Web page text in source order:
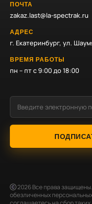
ПОЧТА
zakaz.last@la-spectrak.ru
АДРЕС
г. Екатеринбург, ул.
ВРЕМЯ РАБОТЫ
пн – пт с 9:00 до 18:00
2026Все права
обезличенных